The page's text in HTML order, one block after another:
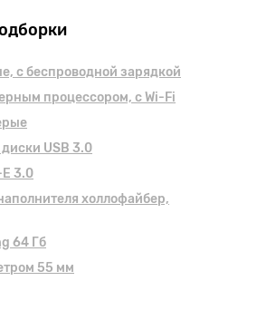
с беспроводной зарядкой
процессором, с Wi-Fi
USB 3.0
3.0
холлофайбер,
64 Гб
55 мм